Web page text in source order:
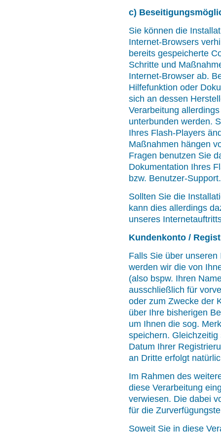
c)
Sie können die
Internet-Browsers
bereits gespeicherte
Schritte und
Internet-Browser ab.
Hilfefunktion oder
sich an dessen
Verarbeitung
unterbunden werden.
Ihres Flash-Players
Maßnahmen hängen
Fragen benutzen Sie
Dokumentation Ihres
bzw. Benutzer-Support.
Sollten Sie die
kann dies allerdings
unseres
Kundenkonto /
Falls Sie über
werden wir die von
(also bspw. Ihren
ausschließlich für
oder zum Zwecke der
über Ihre bisherigen
um Ihnen die sog.
speichern.
Datum Ihrer
an Dritte erfolgt
Im Rahmen des
diese Verarbeitung
verwiesen. Die dabei
für die
Soweit Sie in diese